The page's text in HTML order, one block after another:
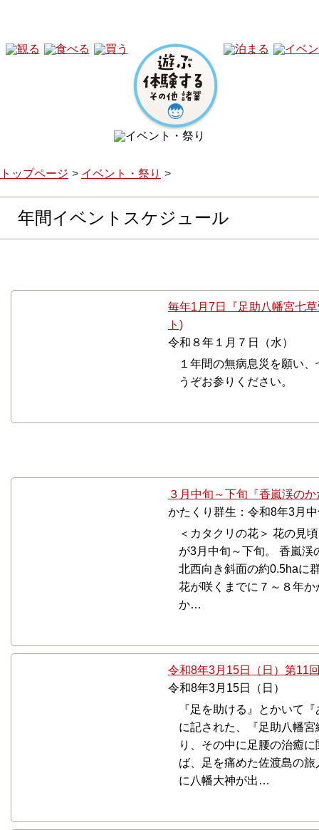
トップページ イベント・祭り
年間イベントスケジュール
毎年1月7日『足助八幡宮七
ト)
令和８年１月７日（水）
１年間の無病息災を願い
うぞお参りください。
３月中旬～下旬『香嵐渓の
かたくり群生：令和8年3月
＜カタクリの花＞ 花の見
が3月中旬～下旬。 香嵐渓
北西向き斜面の約0.5haに
花が咲くまでに７～８年
か…
令和8年3月15日（日）第11
令和8年3月15日（日）
『足を助ける』とかいて
に記された、『足助八幡
り、その中に足腰の治癒
ば、足を痛めた佐渡島の
に八幡大神が出…